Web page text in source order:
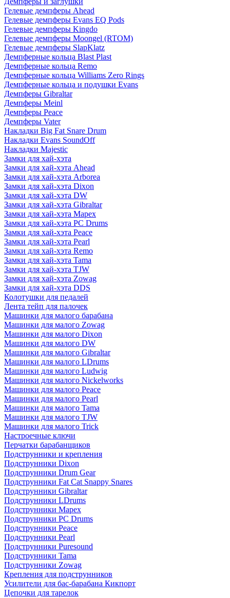
Гелевые демпферы Ahead
Гелевые демпферы Evans EQ Pods
Гелевые демпферы Kingdo
Гелевые демпферы Moongel (RTOM)
Гелевые демпферы SlapKlatz
Демпферные кольца Blast Plast
Демпферные кольца Remo
Демпферные кольца Williams Zero Rings
Демпферные кольца и подушки Evans
Демпферы Gibraltar
Демпферы Meinl
Демпферы Peace
Демпферы Vater
Накладки Big Fat Snare Drum
Накладки Evans SoundOff
Накладки Majestic
Замки для хай-хэта
Замки для хай-хэта Ahead
Замки для хай-хэта Arborea
Замки для хай-хэта Dixon
Замки для хай-хэта DW
Замки для хай-хэта Gibraltar
Замки для хай-хэта Mapex
Замки для хай-хэта PC Drums
Замки для хай-хэта Peace
Замки для хай-хэта Pearl
Замки для хай-хэта Remo
Замки для хай-хэта Tama
Замки для хай-хэта TJW
Замки для хай-хэта Zowag
Замки для хай-хэта DDS
Колотушки для педалей
Лента тейп для палочек
Машинки для малого барабана
Машинки для малого Zowag
Машинки для малого Dixon
Машинки для малого DW
Машинки для малого Gibraltar
Машинки для малого LDrums
Машинки для малого Ludwig
Машинки для малого Nickelworks
Машинки для малого Peace
Машинки для малого Pearl
Машинки для малого Tama
Машинки для малого TJW
Машинки для малого Trick
Настроечные ключи
Перчатки барабанщиков
Подструнники и крепления
Подструнники Dixon
Подструнники Drum Gear
Подструнники Fat Cat Snappy Snares
Подструнники Gibraltar
Подструнники LDrums
Подструнники Mapex
Подструнники PC Drums
Подструнники Peace
Подструнники Pearl
Подструнники Puresound
Подструнники Tama
Подструнники Zowag
Крепления для подструнников
Усилители для бас-барабана Кикпорт
Цепочки для тарелок